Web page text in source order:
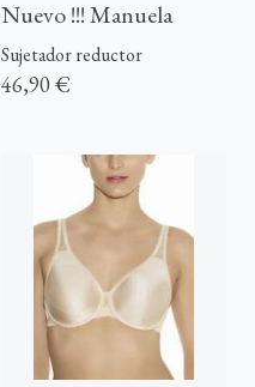
Nuevo !!! Manuela
Sujetador reductor
46,90 €